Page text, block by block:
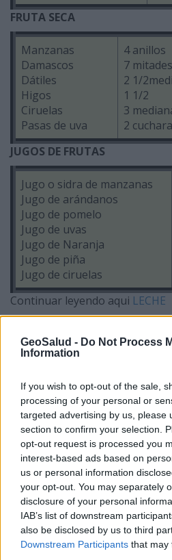
GeoSalud - Do Not Process
Information
If you wish to opt-out of the sale,
processing of your personal or
targeted advertising by us, please
section to confirm your selection.
opt-out request is processed you
interest-based ads based on
us or personal information
your opt-out. You may separately
disclosure of your personal
IAB’s list of downstream
also be disclosed by us to third
Downstream Participants that may
FRUTA SECA
Manzanas
Damascos
Dátiles
Higos
Ciruelas
Pasas de uva
4 anillos
7 mitades
2 1/
1 1/2
3
2
JUGOS DE FRUTAS
Jugo o sidra de manzanas
Jugo de arándanos
Jugo de pomelo
Jugo de uvas
Jugo de Naranja
Jugo de piña
Jugo de ciruelas
Continuar leyendo aqui LECHE
Anuncios
<<
Anterior
1|2 |3 |4 |5|6| 7
Artículos relacionados:
Dieta del Paciente
Si Tengo Diabetes, Qué
Plan de Alimentación del
Cuide su Alimentación y
Mellitus
Conceptos Erróneos
Recomendaciones
el Diabético Hipertenso